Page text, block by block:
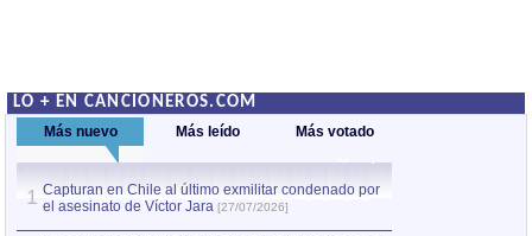
LO + EN CANCIONEROS.COM
Más nuevo Más leído Más votado
1 Capturan en Chile al último exmilitar condenado por
el asesinato de Víctor Jara [27/07/2026]